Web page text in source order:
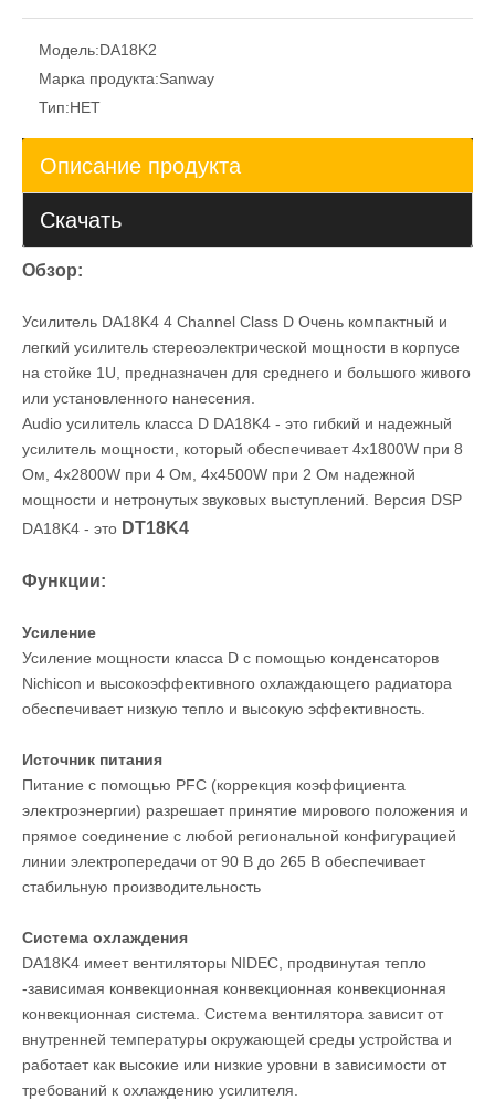
Модель:DA18K2
Марка продукта:Sanway
Тип:НЕТ
Описание продукта
Скачать
Обзор:
Усилитель DA18K4 4 Channel Class D Очень компактный и
легкий усилитель стереоэлектрической мощности в корпусе
на стойке 1U, предназначен для среднего и большого живого
или установленного нанесения.
Audio усилитель класса D DA18K4 - это гибкий и надежный
усилитель мощности, который обеспечивает 4x1800W при 8
Ом, 4x2800W при 4 Ом, 4x4500W при 2 Ом надежной
мощности и нетронутых звуковых выступлений. Версия DSP
DA18K4 - это DT18K4
Функции:
Усиление
Усиление мощности класса D с помощью конденсаторов
Nichicon и высокоэффективного охлаждающего радиатора
обеспечивает низкую тепло и высокую эффективность.
Источник питания
Питание с помощью PFC (коррекция коэффициента
электроэнергии) разрешает принятие мирового положения и
прямое соединение с любой региональной конфигурацией
линии электропередачи от 90 В до 265 В обеспечивает
стабильную производительность
Система охлаждения
DA18K4 имеет вентиляторы NIDEC, продвинутая тепло
-зависимая конвекционная конвекционная конвекционная
конвекционная система. Система вентилятора зависит от
внутренней температуры окружающей среды устройства и
работает как высокие или низкие уровни в зависимости от
требований к охлаждению усилителя.